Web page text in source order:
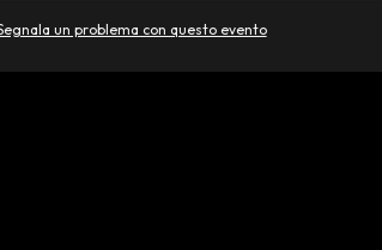
un problema con questo evento